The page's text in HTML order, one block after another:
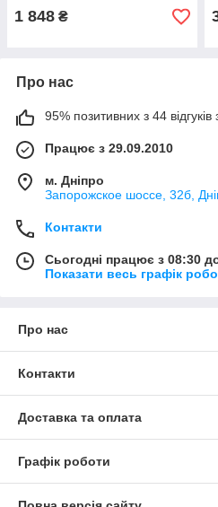
1 848 ₴
Про нас
95% позитивних з 44 відгуків
Працює з 29.09.2010
м. Дніпро
Запорожское шоссе, 32б,
Контакти
Сьогодні працює з 08:30
Показати весь графік
Про нас
Контакти
Доставка та оплата
Графік роботи